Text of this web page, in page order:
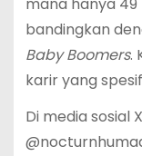
bandingkan
Baby Boomers.
karir yang
Di media sosial